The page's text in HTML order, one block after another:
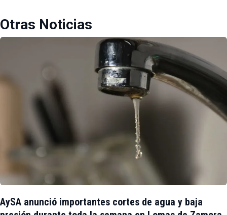
Otras Noticias
AySA anunció importantes cortes de agua y baja